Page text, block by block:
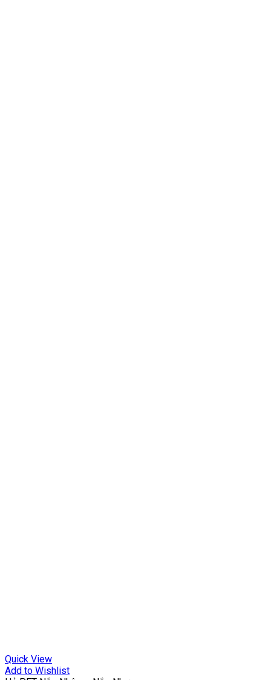
Quick View
Add to Wishlist